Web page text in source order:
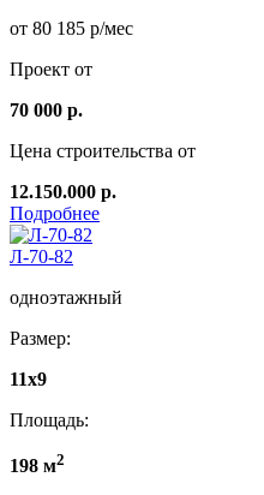
от 80 185 р/мес
Проект от
70 000 р.
Цена строительства от
12.150.000 р.
Подробнее
Л-70-82
одноэтажный
Размер:
11x9
Площадь:
198 м2